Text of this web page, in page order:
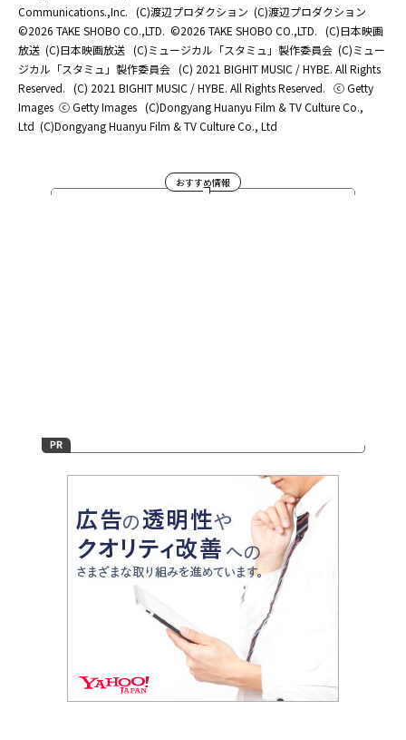
Communications.,Inc. (C)渡辺プロダクション (C)渡辺プロダクション
©2026 TAKE SHOBO CO.,LTD. ©2026 TAKE SHOBO CO.,LTD. (C)日本映画
放送 (C)日本映画放送 (C)ミュージカル「スタミュ」製作委員会 (C)ミュー
ジカル「スタミュ」製作委員会 (C) 2021 BIGHIT MUSIC / HYBE. All Rights
Reserved. (C) 2021 BIGHIT MUSIC / HYBE. All Rights Reserved. ⓒ Getty
Images ⓒ Getty Images (C)Dongyang Huanyu Film & TV Culture Co.,
Ltd (C)Dongyang Huanyu Film & TV Culture Co., Ltd
おすすめ情報